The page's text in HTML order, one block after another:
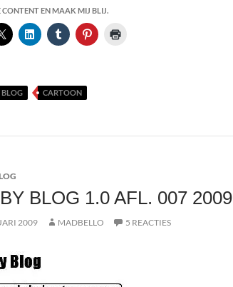
CONTENT EN MAAK MIJ BLIJ.
BLOG CARTOON
BLOG 1.0 AFL. 007 2009
2009 MADBELLO 5 REACTIES